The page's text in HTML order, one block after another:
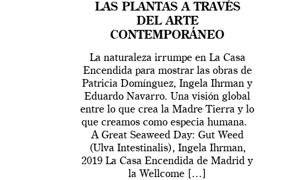
LAS PLANTAS A TRAVÉS
DEL ARTE
CONTEMPORÁNEO
La naturaleza irrumpe en La Casa
Encendida para mostrar las obras de
Patricia Domínguez, Ingela Ihrman y
Eduardo Navarro. Una visión global
entre lo que crea la Madre Tierra y lo
que creamos como especia humana.
A Great Seaweed Day: Gut Weed
(Ulva Intestinalis), Ingela Ihrman,
2019 La Casa Encendida de Madrid y
la Wellcome […]